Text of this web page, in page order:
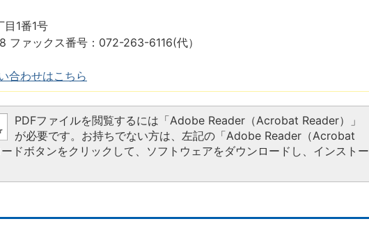
1番1号
ファックス番号：072-263-6116(代）
合わせはこちら
PDFファイルを閲覧するには「Adobe Reader（Acrobat Reader）」
が必要です。お持ちでない方は、左記の「Adobe Reader（Acrobat
ドボタンをクリックして、ソフトウェアをダウンロードし、インストー